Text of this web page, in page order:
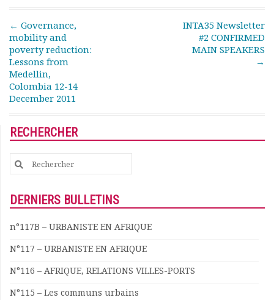
Post navigation
← Governance,
mobility and
poverty reduction:
Lessons from
Medellin,
Colombia 12-14
December 2011
INTA35 Newsletter
#2 CONFIRMED
MAIN SPEAKERS
→
RECHERCHER
Search
for:
DERNIERS BULLETINS
n°117B – URBANISTE EN AFRIQUE
N°117 – URBANISTE EN AFRIQUE
N°116 – AFRIQUE, RELATIONS VILLES-PORTS
N°115 – Les communs urbains